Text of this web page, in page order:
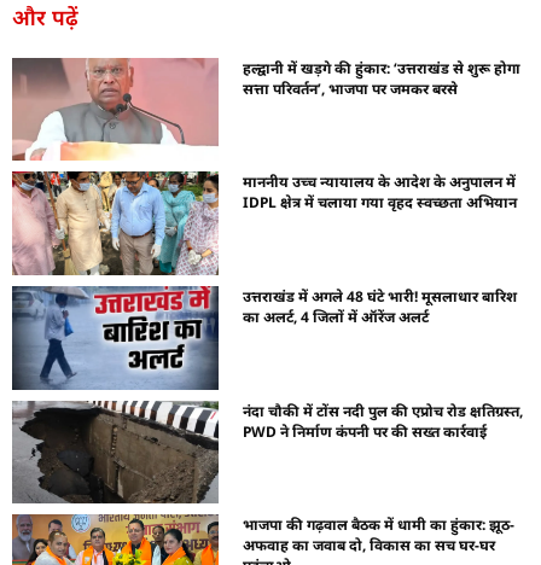
और पढ़ें
हल्द्वानी में खड़गे की हुंकार: ‘उत्तराखंड से शुरू होगा
सत्ता परिवर्तन’, भाजपा पर जमकर बरसे
माननीय उच्च न्यायालय के आदेश के अनुपालन में
IDPL क्षेत्र में चलाया गया वृहद स्वच्छता अभियान
उत्तराखंड में अगले 48 घंटे भारी! मूसलाधार बारिश
का अलर्ट, 4 जिलों में ऑरेंज अलर्ट
नंदा चौकी में टोंस नदी पुल की एप्रोच रोड क्षतिग्रस्त,
PWD ने निर्माण कंपनी पर की सख्त कार्रवाई
भाजपा की गढ़वाल बैठक में धामी का हुंकार: झूठ-
अफवाह का जवाब दो, विकास का सच घर-घर